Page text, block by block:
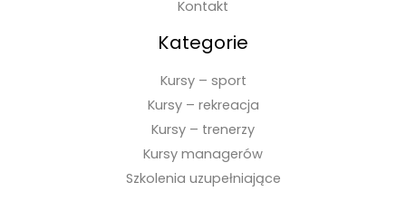
Kontakt
Kategorie
Kursy – sport
Kursy – rekreacja
Kursy – trenerzy
Kursy managerów
Szkolenia uzupełniające